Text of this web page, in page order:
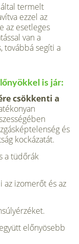
termelt
ezzel az
az esetleges
van a
továbbá segíti a
is jár:
csökkenti a
és
kockázatát.
a tüdőrák
az izomerőt és az
előnyösebb